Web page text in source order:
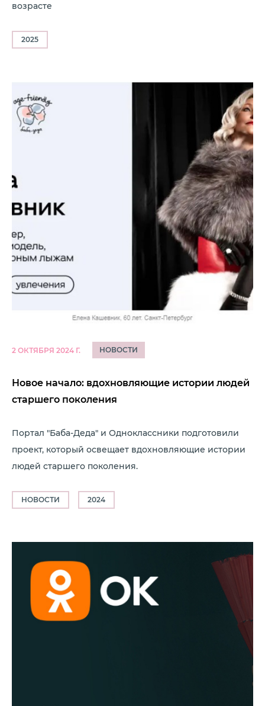
возрасте
2025
2 ОКТЯБРЯ 2024 Г. НОВОСТИ
Новое начало: вдохновляющие истории людей
старшего поколения
Портал "Баба-Деда" и Одноклассники подготовили
проект, который освещает вдохновляющие истории
людей старшего поколения.
НОВОСТИ 2024